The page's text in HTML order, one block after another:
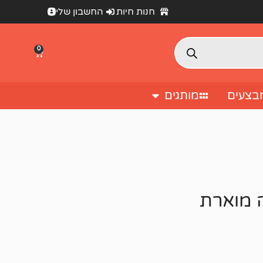
חנות חיות החשבון שלי
0
מותגים
מוארת